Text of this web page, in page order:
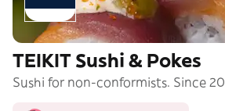
TEIKIT Sushi & Pokes
Sushi for non-conformists. Since